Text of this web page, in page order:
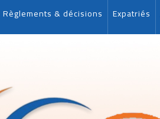
Règlements & décisions Expatriés